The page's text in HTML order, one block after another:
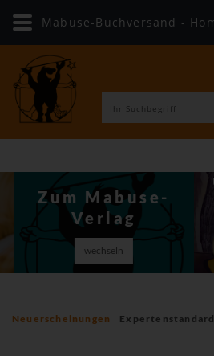
Zum Mabuse-
Verlag
wechseln
Neuerscheinungen
Mabuse-Buchversand -